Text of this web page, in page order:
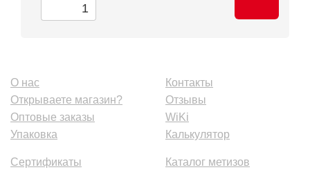
О нас
Открываете магазин?
Оптовые заказы
Упаковка
Контакты
Отзывы
WiKi
Калькулятор
Сертификаты
Каталог метизов